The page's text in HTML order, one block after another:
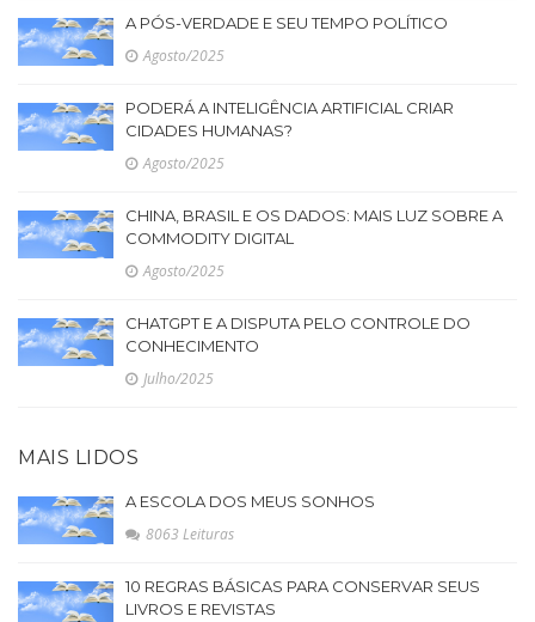
A PÓS-VERDADE E SEU TEMPO POLÍTICO
Agosto/2025
PODERÁ A INTELIGÊNCIA ARTIFICIAL CRIAR
CIDADES HUMANAS?
Agosto/2025
CHINA, BRASIL E OS DADOS: MAIS LUZ SOBRE A
COMMODITY DIGITAL
Agosto/2025
CHATGPT E A DISPUTA PELO CONTROLE DO
CONHECIMENTO
Julho/2025
MAIS LIDOS
A ESCOLA DOS MEUS SONHOS
8063 Leituras
10 REGRAS BÁSICAS PARA CONSERVAR SEUS
LIVROS E REVISTAS